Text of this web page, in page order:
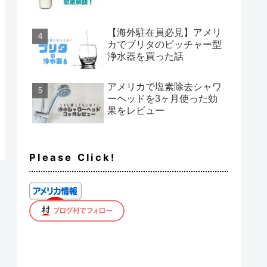
【海外駐在員必見】アメリ
カでブリタのピッチャー型
浄水器を買った話
アメリカで塩素除去シャワ
ーヘッドを3ヶ月使った効
果をレビュー
Please Click!